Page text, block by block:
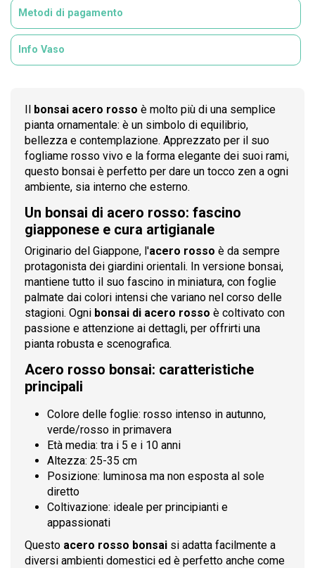
Metodi di pagamento
Info Vaso
Il bonsai acero rosso è molto più di una semplice
pianta ornamentale: è un simbolo di equilibrio,
bellezza e contemplazione. Apprezzato per il suo
fogliame rosso vivo e la forma elegante dei suoi rami,
questo bonsai è perfetto per dare un tocco zen a ogni
ambiente, sia interno che esterno.
Un bonsai di acero rosso: fascino
giapponese e cura artigianale
Originario del Giappone, l'acero rosso è da sempre
protagonista dei giardini orientali. In versione bonsai,
mantiene tutto il suo fascino in miniatura, con foglie
palmate dai colori intensi che variano nel corso delle
stagioni. Ogni bonsai di acero rosso è coltivato con
passione e attenzione ai dettagli, per offrirti una
pianta robusta e scenografica.
Acero rosso bonsai: caratteristiche
principali
Colore delle foglie: rosso intenso in autunno,
verde/rosso in primavera
Età media: tra i 5 e i 10 anni
Altezza: 25-35 cm
Posizione: luminosa ma non esposta al sole
diretto
Coltivazione: ideale per principianti e
appassionati
Questo acero rosso bonsai si adatta facilmente a
diversi ambienti domestici ed è perfetto anche come